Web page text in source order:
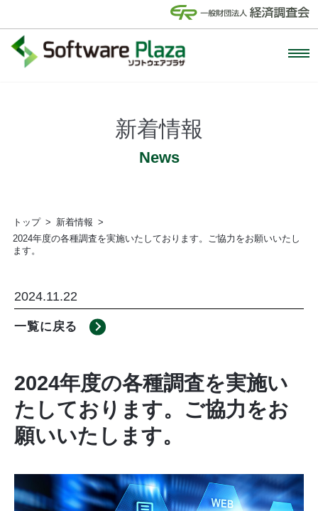
新着情報
News
トップ
新着情報
2024年度の各種調査を実施いたしております。ご協力をお願いいたし
ます。
2024.11.22
一覧に戻る
2024年度の各種調査を実施い
たしております。ご協力をお
願いいたします。